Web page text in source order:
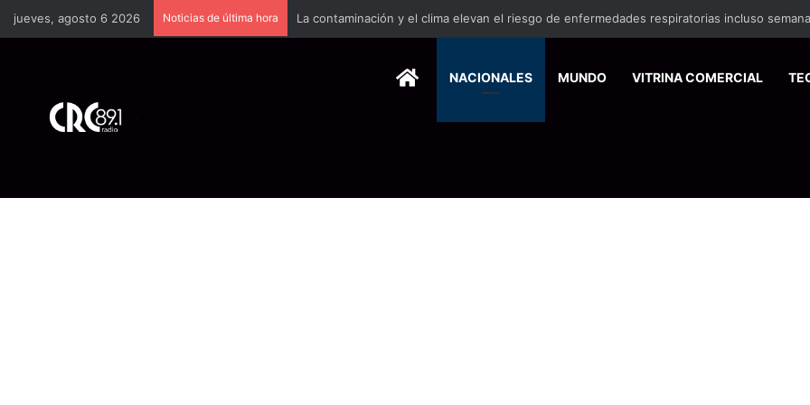
jueves, agosto 6 2026 Noticias de última hora
HOMENACIONALES MUNDO VITRINA COMERCIAL